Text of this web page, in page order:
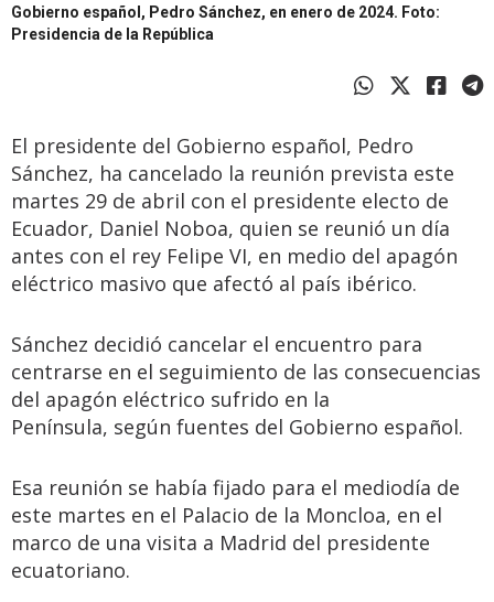
Gobierno español, Pedro Sánchez, en enero de 2024. Foto:
Presidencia de la República
El presidente del Gobierno español, Pedro
Sánchez, ha cancelado la reunión prevista este
martes 29 de abril con el presidente electo de
Ecuador, Daniel Noboa, quien se reunió un día
antes con el rey Felipe VI, en medio del apagón
eléctrico masivo que afectó al país ibérico.
Sánchez decidió cancelar el encuentro para
centrarse en el seguimiento de las consecuencias
del apagón eléctrico sufrido en la
Península, según fuentes del Gobierno español.
Esa reunión se había fijado para el mediodía de
este martes en el Palacio de la Moncloa, en el
marco de una visita a Madrid del presidente
ecuatoriano.